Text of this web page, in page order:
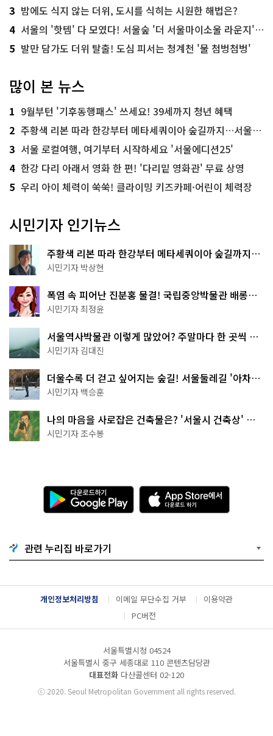
3 밤에도 식지 않는 더위, 도시를 식히는 시원한 해법은?
4 서울의 '핫템' 다 모였다! 서울숲 '더 서울마이소울 라운지' 오픈
5 발만 담가도 더위 탈출! 도심 피서는 청계천 '물 첨벙첨벙'
많이 본 뉴스
1 9월부턴 '기후동행패스' 쓰세요! 39세까지 청년 혜택
2 주황색 리본 따라 한강부터 메타세쿼이아 숲길까지…서울둘레길 15코스
3 서울 로컬여행, 여기부터 시작하세요 '서울에디션25'
4 한강 다리 아래서 영화 한 편! '다리밑 영화관' 무료 상영
5 우리 아이 체력이 쑥쑥! 클라이밍 키즈카페·어린이 체력장
시민기자 인기뉴스
주황색 리본 따라 한강부터 메타세쿼이아 숲길까지…
서울둘레길 15코스
시민기자 박상현
폭염 속 피어난 진분홍 물결! 국립중앙박물관 배롱나
무 명소
시민기자 최정윤
서울역사박물관 이렇게 많았어? 주말마다 한 곳씩 떠
나는 역사 산책
시민기자 김대진
더울수록 더 걷고 싶어지는 숲길! 서울둘레길 '아차산
코스'
시민기자 백승훈
나의 마음을 사로잡은 건축물은? '서울시 건축상' 수
상작 공개!
시민기자 조수봉
다
운
로
기
G
o
g
l
e
l
A
p
p
e
서
다
운
드
관련 누리집 바로가기
개인정보처리방침 이메일 무단수집 거부
이용약관
PC버전
서울특별시청 04524
서울특별시 중구 세종대로 110 콘텐츠담당관
대표전화 다산콜센터 02-120
ⓒ2020. Seoul Metropolitan Government all rights reserved.